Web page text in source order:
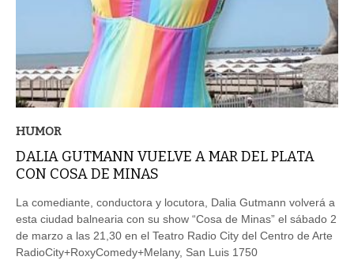
HUMOR
DALIA GUTMANN VUELVE A MAR DEL PLATA
CON COSA DE MINAS
La comediante, conductora y locutora, Dalia Gutmann volverá a
esta ciudad balnearia con su show “Cosa de Minas” el sábado 2
de marzo a las 21,30 en el Teatro Radio City del Centro de Arte
RadioCity+RoxyComedy+Melany, San Luis 1750